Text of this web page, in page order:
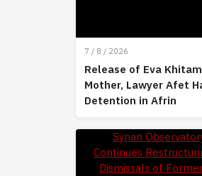
7 / 8 / 2026
Release of Eva
Mother, Lawyer Afet
Detention in Afrin